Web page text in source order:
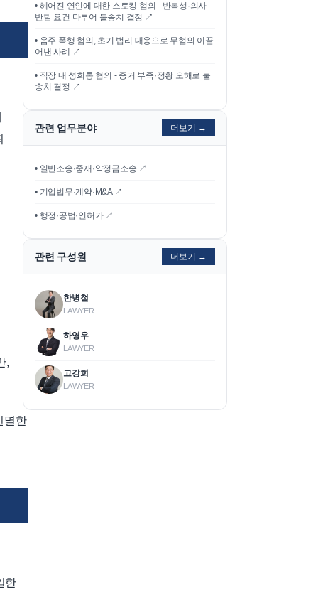
,
멸한
한
• 헤어진 연인에 대한 스토킹 혐의 - 반복성·의사
반함 요건 다투어 불송치 결정 ↗
• 음주 폭행 혐의, 초기 법리 대응으로 무혐의 이끌
어낸 사례
↗
• 직장 내 성희롱 혐의 - 증거 부족·정황 오해로 불
송치 결정 ↗
관련 업무분야 더보기 →
• 일반소송·중재·약정금소송 ↗
• 기업법무·계약·M&A ↗
• 행정·공법·인허가 ↗
관련 구성원 더보기 →
한병철
LAWYER
하영우
LAWYER
고강희
LAWYER